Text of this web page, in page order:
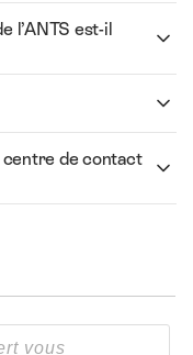
l’ANTS est-il
centre de contact